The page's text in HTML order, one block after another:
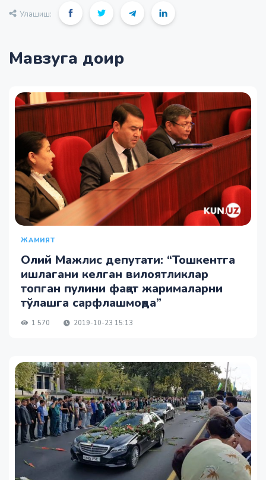
Улашиш:
Мавзуга доир
ЖАМИЯТ
Олий Мажлис депутати: “Тошкентга
ишлагани келган вилоятликлар
топган пулини фақат жарималарни
тўлашга сарфлашмоқда”
1 570 2019-10-23 15:13